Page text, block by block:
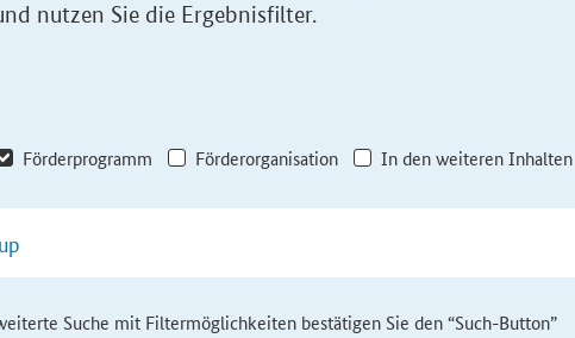
nutzen Sie die Ergebnisfilter.
Förderprogramm Förderorganisation In den weiteren Inhalten
Suche mit Filtermöglichkeiten bestätigen Sie den “Such-Button”